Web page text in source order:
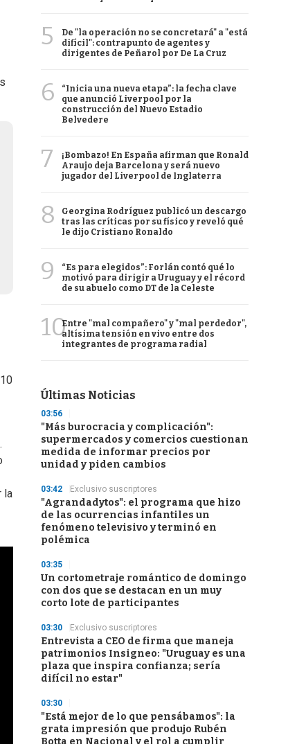
la
5
De "la operación no se concretará" a "está
difícil": contrapunto de agentes y
dirigentes de Peñarol por De La Cruz
6
“Inicia una nueva etapa”: la fecha clave
que anunció Liverpool por la
construcción del Nuevo Estadio
Belvedere
7
¡Bombazo! En España afirman que Ronald
Araujo deja Barcelona y será nuevo
jugador del Liverpool de Inglaterra
8
Georgina Rodríguez publicó un descargo
tras las críticas por su físico y reveló qué
le dijo Cristiano Ronaldo
9
“Es para elegidos”: Forlán contó qué lo
motivó para dirigir a Uruguay y el récord
de su abuelo como DT de la Celeste
10Entre "mal compañero" y "mal perdedor",
altísima tensión en vivo entre dos
integrantes de programa radial
Últimas Noticias
03:56
"Más burocracia y complicación":
supermercados y comercios cuestionan
medida de informar precios por
unidad y piden cambios
03:42 Exclusivo suscriptores
"Agrandadytos": el programa que hizo
de las ocurrencias infantiles un
fenómeno televisivo y terminó en
polémica
03:35
Un cortometraje romántico de domingo
con dos que se destacan en un muy
corto lote de participantes
03:30 Exclusivo suscriptores
Entrevista a CEO de firma que maneja
patrimonios Insigneo: "Uruguay es una
plaza que inspira confianza; sería
difícil no estar"
03:30
"Está mejor de lo que pensábamos": la
grata impresión que produjo Rubén
Botta en Nacional y el rol a cumplir